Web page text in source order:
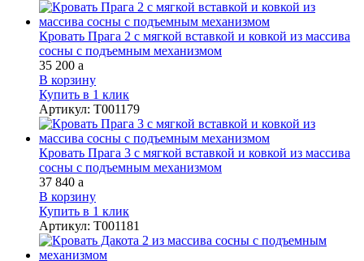
Кровать Прага 2 с мягкой вставкой и ковкой из массива
сосны с подъемным механизмом
35 200 a
В корзину
Купить в 1 клик
Артикул: Т001179
Кровать Прага 3 с мягкой вставкой и ковкой из массива
сосны с подъемным механизмом
37 840 a
В корзину
Купить в 1 клик
Артикул: Т001181